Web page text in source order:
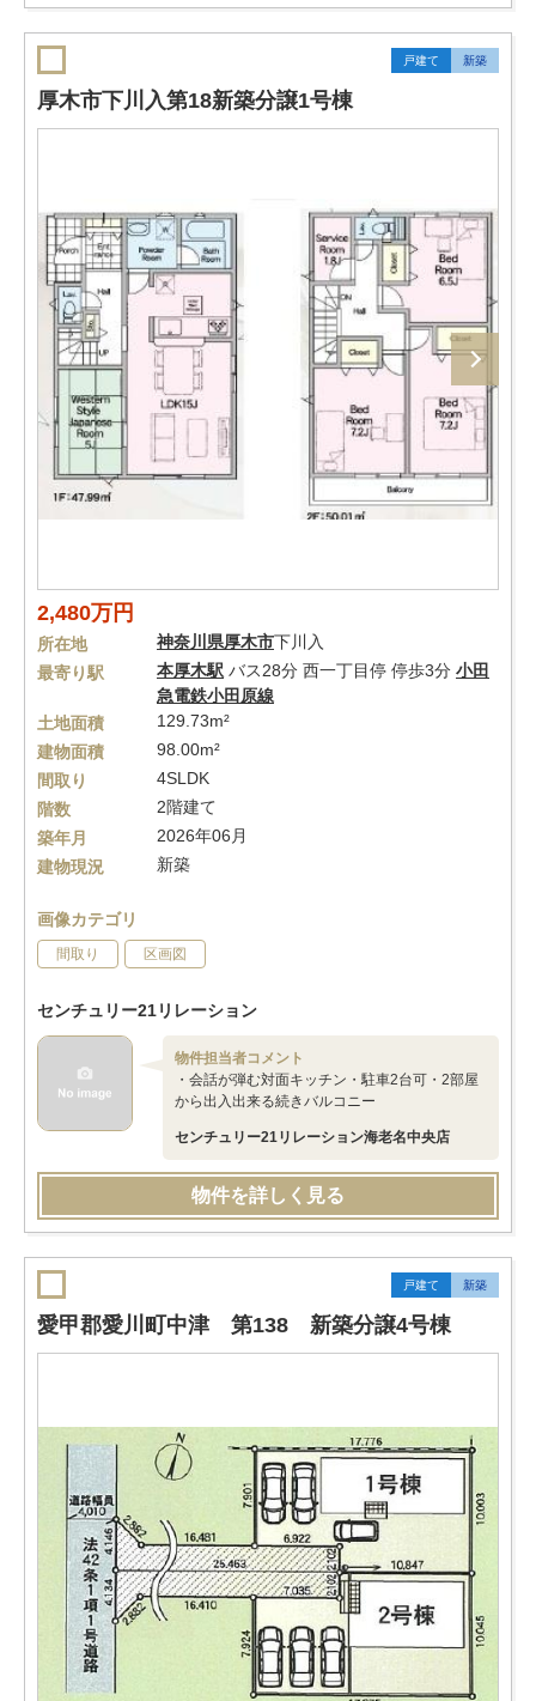
戸建て 新築
厚木市下川入第18新築分譲1号棟
2,480万円
所在地 神奈川県厚木市下川入
最寄り駅
本厚木駅 バス28分 西一丁目停 停歩3分 小田
急電鉄小田原線
土地面積
129.73m²
建物面積
98.00m²
間取り
4SLDK
階数
2階建て
築年月
2026年06月
建物現況
新築
画像カテゴリ
間取り 区画図
センチュリー21リレーション
物件担当者コメント
・会話が弾む対面キッチン・駐車2台可・2部屋
から出入出来る続きバルコニー
センチュリー21リレーション海老名中央店
物件を詳しく見る
戸建て 新築
愛甲郡愛川町中津 第138 新築分譲4号棟